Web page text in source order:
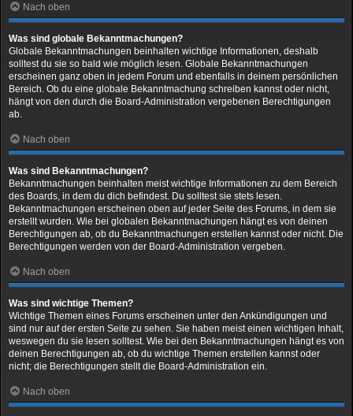
Nach oben
Was sind globale Bekanntmachungen?
Globale Bekanntmachungen beinhalten wichtige Informationen, deshalb
solltest du sie so bald wie möglich lesen. Globale Bekanntmachungen
erscheinen ganz oben in jedem Forum und ebenfalls in deinem persönlichen
Bereich. Ob du eine globale Bekanntmachung schreiben kannst oder nicht,
hängt von den durch die Board-Administration vergebenen Berechtigungen
ab.
Nach oben
Was sind Bekanntmachungen?
Bekanntmachungen beinhalten meist wichtige Informationen zu dem Bereich
des Boards, in dem du dich befindest. Du solltest sie stets lesen.
Bekanntmachungen erscheinen oben auf jeder Seite des Forums, in dem sie
erstellt wurden. Wie bei globalen Bekanntmachungen hängt es von deinen
Berechtigungen ab, ob du Bekanntmachungen erstellen kannst oder nicht. Die
Berechtigungen werden von der Board-Administration vergeben.
Nach oben
Was sind wichtige Themen?
Wichtige Themen eines Forums erscheinen unter den Ankündigungen und
sind nur auf der ersten Seite zu sehen. Sie haben meist einen wichtigen Inhalt,
weswegen du sie lesen solltest. Wie bei den Bekanntmachungen hängt es von
deinen Berechtigungen ab, ob du wichtige Themen erstellen kannst oder
nicht; die Berechtigungen stellt die Board-Administration ein.
Nach oben